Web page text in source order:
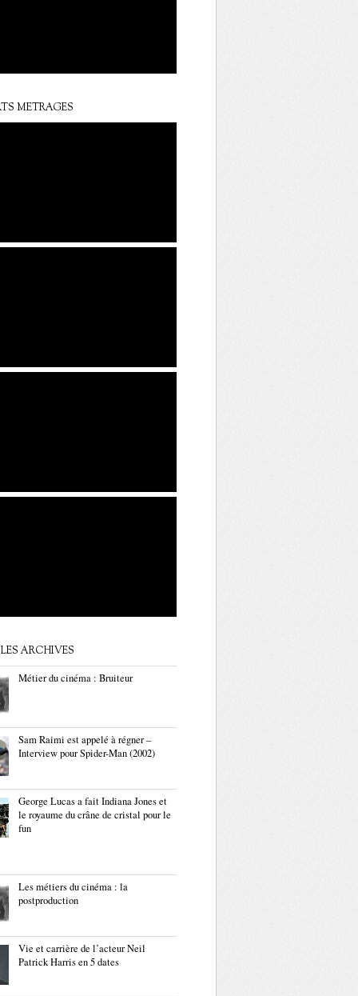
METRAGES
ARCHIVES
Métier du cinéma : Bruiteur
Sam Raimi est appelé à régner –
Interview pour Spider-Man (2002)
George Lucas a fait Indiana Jones et
le royaume du crâne de cristal pour le
fun
Les métiers du cinéma : la
postproduction
Vie et carrière de l’acteur Neil
Patrick Harris en 5 dates